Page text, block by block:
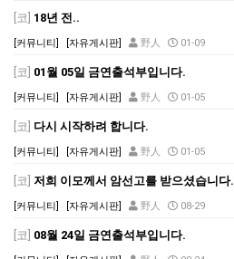
[코] 18년 전..
[커뮤니티] [자유게시판] 野人 01-09
[코] 01월 05일 금연출석부입니다.
[커뮤니티] [자유게시판] 野人 01-05
[코] 다시 시작하려 합니다.
[커뮤니티] [자유게시판] 野人 01-05
[코] 저희 이모께서 암선고를 받으셨습니다.
[커뮤니티] [자유게시판] 野人 08-29
[코] 08월 24일 금연출석부입니다.